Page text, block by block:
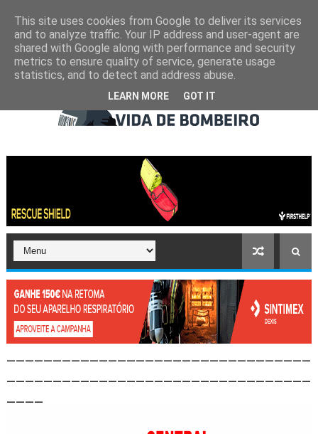
This site uses cookies from Google to deliver its services
and to analyze traffic. Your IP address and user-agent are
shared with Google along with performance and security
metrics to ensure quality of service, generate usage
statistics, and to detect and address abuse.
LEARN MORE GOT IT